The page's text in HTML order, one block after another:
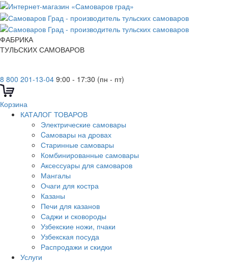
ФАБРИКА
ТУЛЬСКИХ САМОВАРОВ
8 800 201-13-04 9:00 - 17:30 (пн - пт)
Корзина
КАТАЛОГ ТОВАРОВ
Электрические самовары
Cамовары на дровах
Старинные самовары
Комбинированные самовары
Аксессуары для самоваров
Мангалы
Очаги для костра
Казаны
Печи для казанов
Саджи и сковороды
Узбекские ножи, пчаки
Узбекская посуда
Распродажи и скидки
Услуги